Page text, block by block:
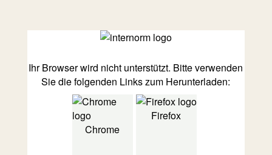
Ihr Browser wird nicht unterstützt. Bitte verwenden
Sie die folgenden Links zum Herunterladen:
Chrome
Firefox